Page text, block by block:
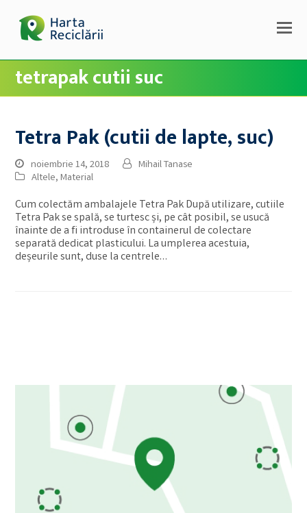
tetrapak cutii suc
Tetra Pak (cutii de lapte, suc)
noiembrie 14, 2018
Mihail Tanase
Altele,Material
Cum colectăm ambalajele Tetra Pak După utilizare, cutiile
Tetra Pak se spală, se turtesc și, pe cât posibil, se usucă
înainte de a fi introduse în containerul de colectare
separată dedicat plasticului. La umplerea acestuia,
deșeurile sunt, duse la centrele…